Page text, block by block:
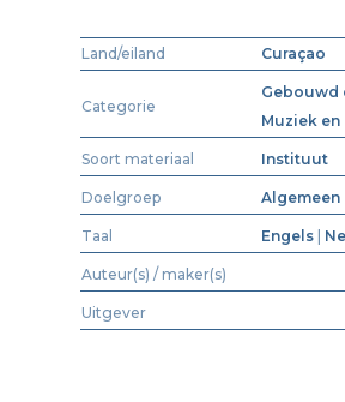
Land/eiland Curaçao
Categorie
Gebouwd
Muziek
Soort materiaal Instituut
Doelgroep
Taal Engels
Auteur(s) / maker(s)
Uitgever